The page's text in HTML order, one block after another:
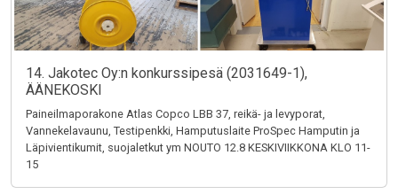
14. Jakotec Oy:n konkurssipesä (2031649-1),
ÄÄNEKOSKI
Paineilmaporakone Atlas Copco LBB 37, reikä- ja levyporat,
Vannekelavaunu, Testipenkki, Hamputuslaite ProSpec Hamputin ja
Läpivientikumit, suojaletkut ym NOUTO 12.8 KESKIVIIKKONA KLO 11-
15